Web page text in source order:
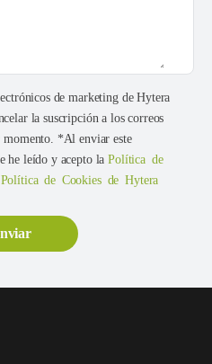
de marketing de Hytera
la suscripción a los correos
momento. *Al enviar este
he leído y acepto laPolítica de
Política de Cookies de Hytera